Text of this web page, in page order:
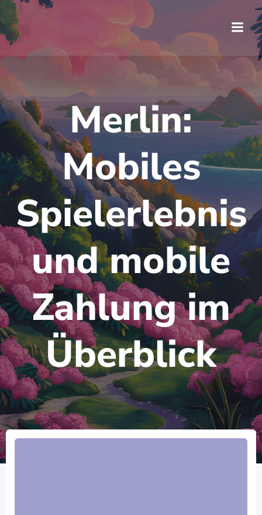
Saltar
al
contenido
Merlin:
Mobiles
Spielerlebnis
und mobile
Zahlung im
Überblick